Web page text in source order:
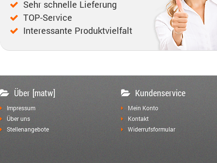
Sehr schnelle Lieferung
TOP-Service
Interessante Produktvielfalt
Über [matw]
Impressum
Über uns
Stellenangebote
Kundenservice
Mein Konto
Kontakt
Widerrufsformular